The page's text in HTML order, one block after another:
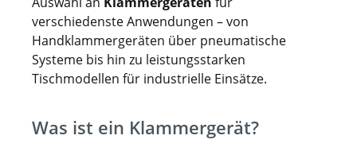
verschiedenste Anwendungen – von
Handklammergeräten über pneumatische
Systeme bis hin zu leistungsstarken
Tischmodellen für industrielle Einsätze.
Was ist ein Klammergerät?